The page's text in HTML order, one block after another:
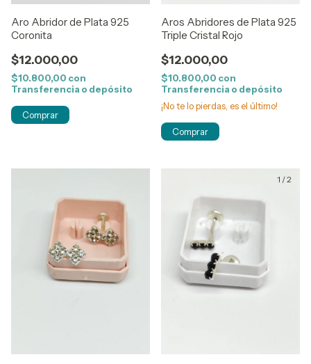
Aro Abridor de Plata 925
Coronita
$12.000,00
$10.800,00 con
Transferencia o depósito
Aros Abridores de Plata 925
Triple Cristal Rojo
$12.000,00
$10.800,00 con
Transferencia o depósito
¡No te lo pierdas, es el último!
1 /2